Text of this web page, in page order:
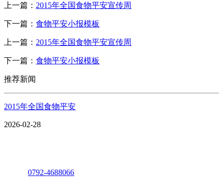
上一篇： 2015年全国食物平安宣传周
下一篇： 食物平安小报模板
上一篇： 2015年全国食物平安宣传周
下一篇： 食物平安小报模板
推荐新闻
2015年全国食物平安
2026-02-28
0792-4688066